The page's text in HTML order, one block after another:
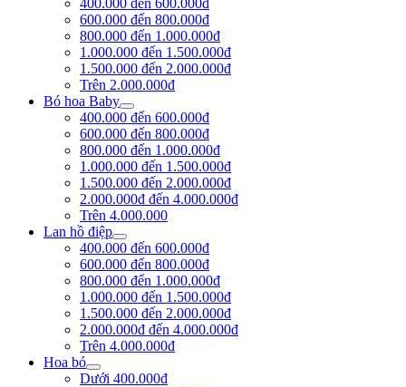
600.000 đến 800.000đ
800.000 đến 1.000.000đ
1.000.000 đến 1.500.000đ
1.500.000 đến 2.000.000đ
Trên 2.000.000đ
Bó hoa Baby
400.000 đến 600.000đ
600.000 đến 800.000đ
800.000 đến 1.000.000đ
1.000.000 đến 1.500.000đ
1.500.000 đến 2.000.000đ
2.000.000đ đến 4.000.000đ
Trên 4.000.000
Lan hồ điệp
400.000 đến 600.000đ
600.000 đến 800.000đ
800.000 đến 1.000.000đ
1.000.000 đến 1.500.000đ
1.500.000 đến 2.000.000đ
2.000.000đ đến 4.000.000đ
Trên 4.000.000đ
Hoa bó
Dưới 400.000đ